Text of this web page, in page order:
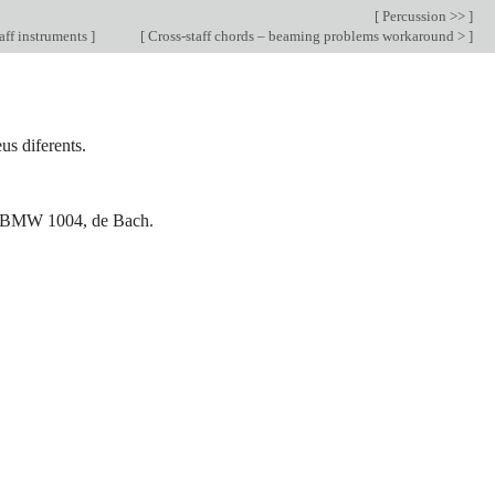
[ Percussion >> ]
instruments ] [ Cross-staff chords – beaming problems workaround > ]
diferents.
1004, de Bach.